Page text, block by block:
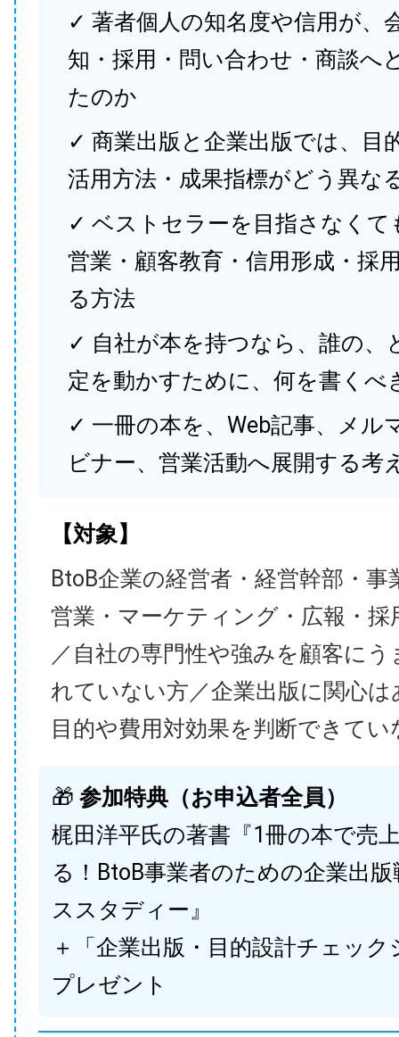
✓ 著者個人の知名度や信用が、
知・採用・問い合わせ・商談へ
たのか
✓ 商業出版と企業出版では、目
活用方法・成果指標がどう異な
✓ ベストセラーを目指さなくて
営業・顧客教育・信用形成・採
る方法
✓ 自社が本を持つなら、誰の、
定を動かすために、何を書くべ
✓ 一冊の本を、Web記事、メル
ビナー、営業活動へ展開する考
【対象】
BtoB企業の経営者・経営幹部・事
営業・マーケティング・広報・採
／自社の専門性や強みを顧客に
れていない方／企業出版に関心
目的や費用対効果を判断できてい
🎁 参加特典（お申込者全員）
梶田洋平氏の著書『1冊の本で売
る！BtoB事業者のための企業出
ススタディー』
＋「企業出版・目的設計チェック
プレゼント